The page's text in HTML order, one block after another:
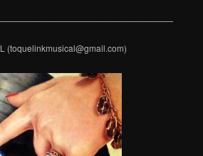
(toquelinkmusical@gmail.com)